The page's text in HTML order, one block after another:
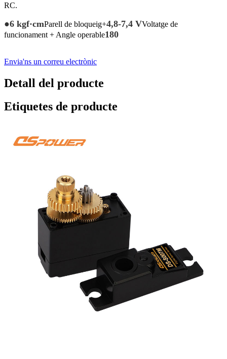
RC.
●6 kgf·cmParell de bloqueig+4,8-7,4 VVoltatge de
funcionament + Angle operable180
Envia'ns un correu electrònic
Detall del producte
Etiquetes de producte